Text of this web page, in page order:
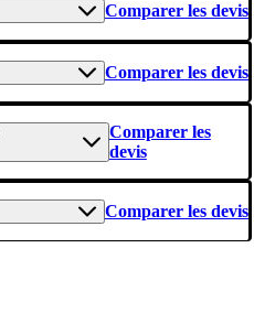
Comparer les devis
Comparer les devis
Comparer les
devis
Comparer les devis